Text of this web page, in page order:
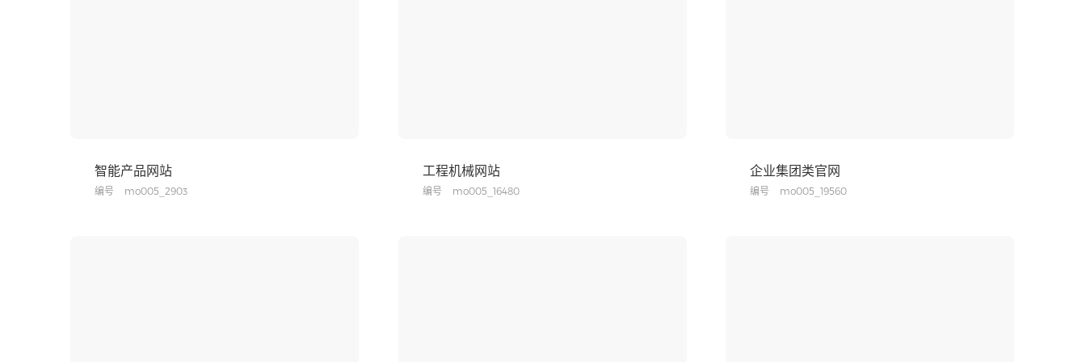
智能产品网站
编号 mo005_2903
工程机械网站
编号 mo005_16480
企业集团类官网
编号 mo005_19560